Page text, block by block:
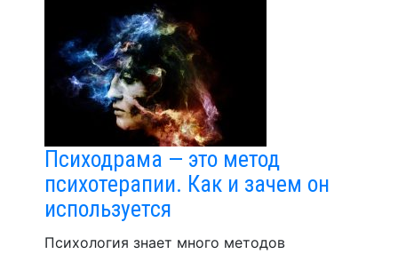
Психодрама — это метод
психотерапии. Как и зачем он
используется
Психология знает много методов